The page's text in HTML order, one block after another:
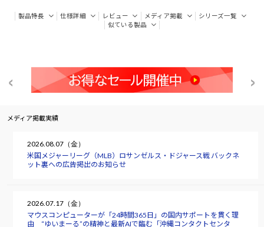
製品特長 仕様詳細 レビュー メディア掲載
シリーズ一覧
似ている製品
メディア掲載実績
2026.08.07（金）
米国メジャーリーグ（MLB）ロサンゼルス・ドジャース戦 バックネ
ット裏への広告掲出のお知らせ
2026.07.17（金）
マウスコンピューターが「24時間365日」の国内サポートを貫く理
由 “ゆいまーる”の精神と最新AIで臨む「沖縄コンタクトセンタ